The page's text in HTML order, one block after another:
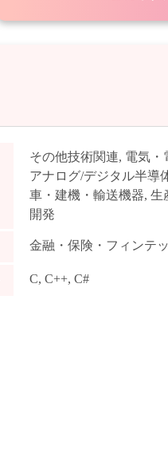
その他技術関連, 電気・
アナログ/デジタル半導
車・建機・輸送機器, 生
開発
金融・保険・フィンテ
C, C++, C#